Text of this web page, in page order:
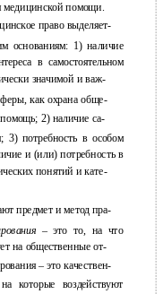
медицинской помощи.
право выделяет-
основаниям: 1) наличие
в самостоятельном
значимой и важ-
как охрана обще-
помощь; 2) наличие са-
3) потребность в особом
и (или) потребность в
понятий и кате-
предмет и метод пра-
– это то, на что
на общественные от-
– это качествен-
которые воздействуют